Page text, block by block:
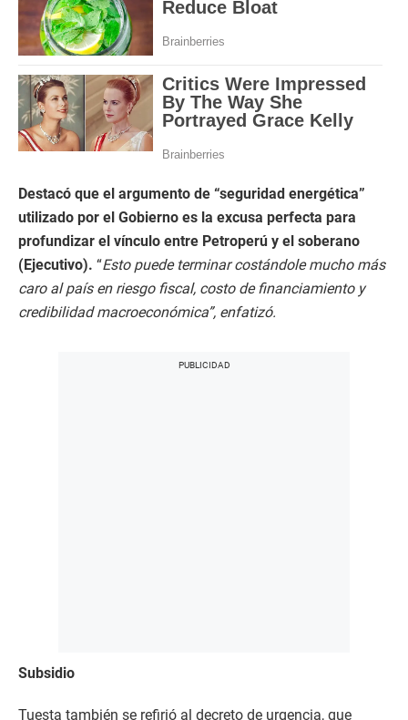
Destacó que el argumento de “seguridad energética”
utilizado por el Gobierno es la excusa perfecta para
profundizar el vínculo entre Petroperú y el soberano
(Ejecutivo). “Esto puede terminar costándole mucho más
caro al país en riesgo fiscal, costo de financiamiento y
credibilidad macroeconómica”, enfatizó.
Subsidio
Tuesta también se refirió al decreto de urgencia, que